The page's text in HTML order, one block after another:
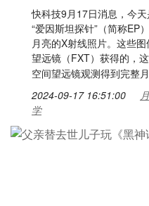
快科技9月17日消息，今
“爱因斯坦探针”（简称EP
月亮的X射线照片。这些
望远镜（FXT）获得的，
空间望远镜观测得到完整
2024-09-17 16:51:00
学